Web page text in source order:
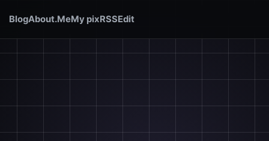
BlogAbout.MeMy pixRSSEdit